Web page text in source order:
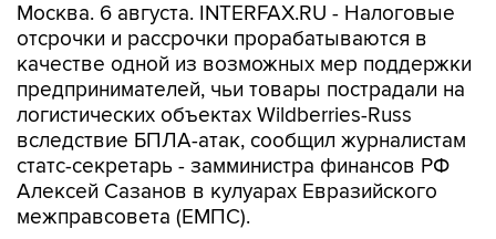
Москва. 6 августа. INTERFAX.RU - Налоговые
отсрочки и рассрочки прорабатываются в
качестве одной из возможных мер поддержки
предпринимателей, чьи товары пострадали на
логистических объектах Wildberries-Russ
вследствие БПЛА-атак, сообщил журналистам
статс-секретарь - замминистра финансов РФ
Алексей Сазанов в кулуарах Евразийского
межправсовета (ЕМПС).